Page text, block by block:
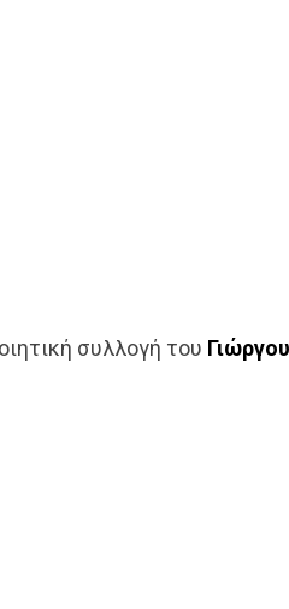
συλλογή του